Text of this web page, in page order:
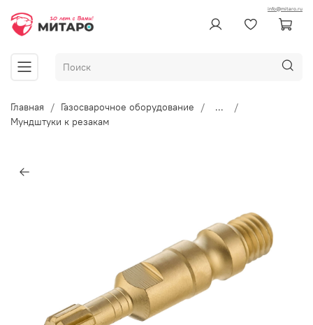
info@mitaro.ru
Главная Газосварочное оборудование
...
Мундштуки к резакам